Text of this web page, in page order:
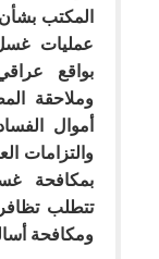
المكتب
عمليات غسل
بواقع
وملاحقة
أموال
والتزامات
بمكافحة
تتطلب تظافر
ومكافحة